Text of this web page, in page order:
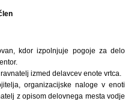
kdor izpolnjuje pogoje za delo
izmed delavcev enote vrtca.
organizacijske naloge v enoti
z opisom delovnega mesta vodje